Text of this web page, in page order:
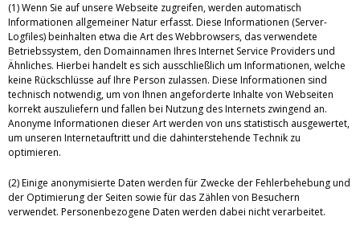
(1) Wenn Sie auf unsere Webseite zugreifen, werden automatisch
Informationen allgemeiner Natur erfasst. Diese Informationen (Server-
Logfiles) beinhalten etwa die Art des Webbrowsers, das verwendete
Betriebssystem, den Domainnamen Ihres Internet Service Providers und
Ähnliches. Hierbei handelt es sich ausschließlich um Informationen, welche
keine Rückschlüsse auf Ihre Person zulassen. Diese Informationen sind
technisch notwendig, um von Ihnen angeforderte Inhalte von Webseiten
korrekt auszuliefern und fallen bei Nutzung des Internets zwingend an.
Anonyme Informationen dieser Art werden von uns statistisch ausgewertet,
um unseren Internetauftritt und die dahinterstehende Technik zu
optimieren.
(2) Einige anonymisierte Daten werden für Zwecke der Fehlerbehebung und
der Optimierung der Seiten sowie für das Zählen von Besuchern
verwendet. Personenbezogene Daten werden dabei nicht verarbeitet.